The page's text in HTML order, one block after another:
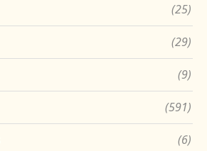
(25)
(29)
(9)
(591)
(6)